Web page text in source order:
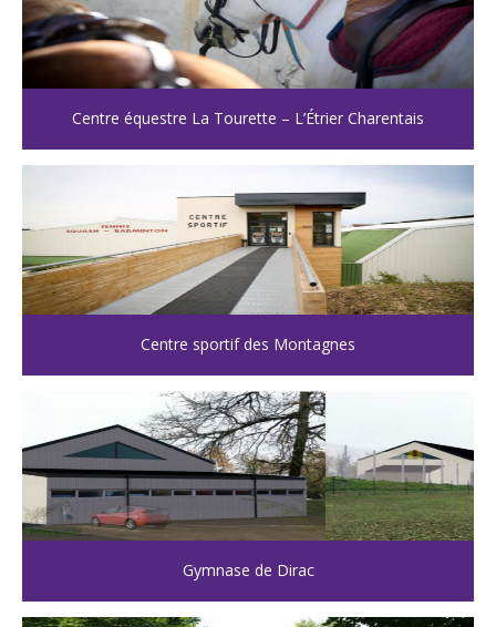
Centre équestre La Tourette – L’Étrier Charentais
Centre sportif des Montagnes
Gymnase de Dirac